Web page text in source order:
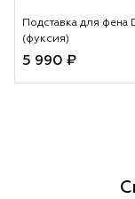
Подставка для фена
(фуксия)
5 990 ₽